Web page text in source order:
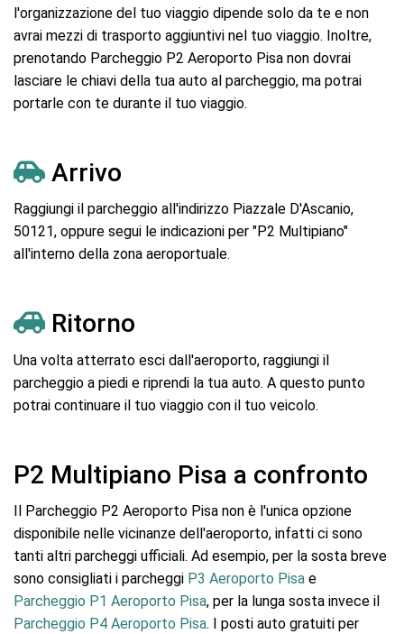
l'organizzazione del tuo viaggio dipende solo da te e non
avrai mezzi di trasporto aggiuntivi nel tuo viaggio. Inoltre,
prenotando Parcheggio P2 Aeroporto Pisa non dovrai
lasciare le chiavi della tua auto al parcheggio, ma potrai
portarle con te durante il tuo viaggio.
Arrivo
Raggiungi il parcheggio all'indirizzo Piazzale D'Ascanio,
50121, oppure segui le indicazioni per "P2 Multipiano"
all'interno della zona aeroportuale.
Ritorno
Una volta atterrato esci dall'aeroporto, raggiungi il
parcheggio a piedi e riprendi la tua auto. A questo punto
potrai continuare il tuo viaggio con il tuo veicolo.
P2 Multipiano Pisa a confronto
Il Parcheggio P2 Aeroporto Pisa non è l'unica opzione
disponibile nelle vicinanze dell'aeroporto, infatti ci sono
tanti altri parcheggi ufficiali. Ad esempio, per la sosta breve
sono consigliati i parcheggi P3 Aeroporto Pisa e
Parcheggio P1 Aeroporto Pisa, per la lunga sosta invece il
Parcheggio P4 Aeroporto Pisa. I posti auto gratuiti per